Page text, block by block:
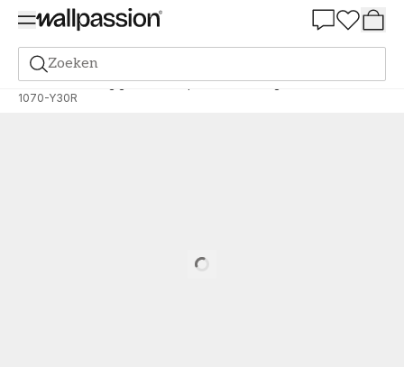
Zoeken
Verf Bestelling gebaseerd op NCS Bestelling door NCS
1070-Y30R